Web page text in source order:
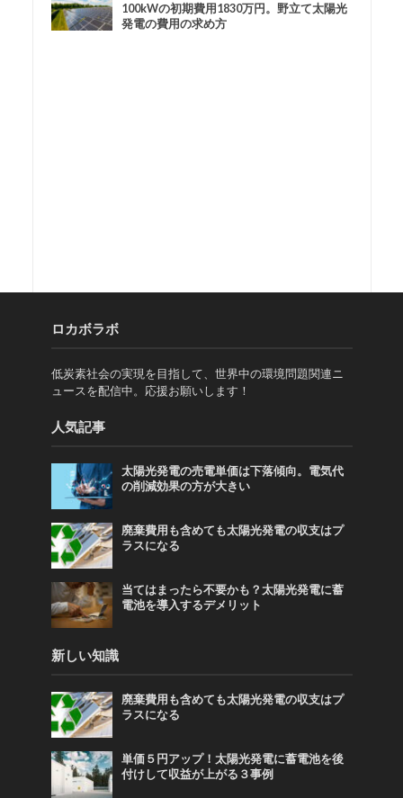
100kWの初期費用1830万円。野立て太陽光
発電の費用の求め方
ロカボラボ
低炭素社会の実現を目指して、世界中の環境問題関連ニ
ュースを配信中。応援お願いします！
人気記事
太陽光発電の売電単価は下落傾向。電気代
の削減効果の方が大きい
廃棄費用も含めても太陽光発電の収支はプ
ラスになる
当てはまったら不要かも？太陽光発電に蓄
電池を導入するデメリット
新しい知識
廃棄費用も含めても太陽光発電の収支はプ
ラスになる
単価５円アップ！太陽光発電に蓄電池を後
付けして収益が上がる３事例